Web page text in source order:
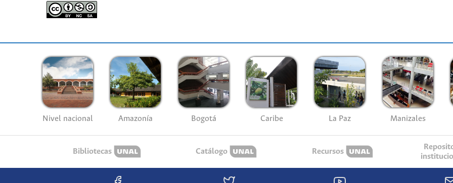
Nivel nacional Amazonía Bogotá Caribe La Paz Manizales
Bibliotecas Catálogo Recursos